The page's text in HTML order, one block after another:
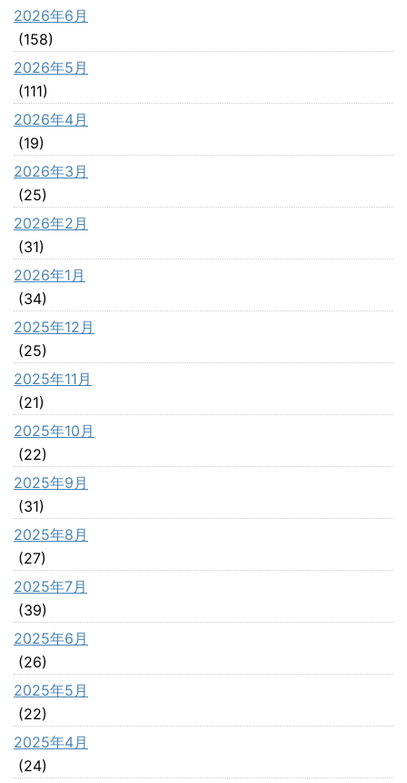
2026年6月
(158)
2026年5月
(111)
2026年4月
(19)
2026年3月
(25)
2026年2月
(31)
2026年1月
(34)
2025年12月
(25)
2025年11月
(21)
2025年10月
(22)
2025年9月
(31)
2025年8月
(27)
2025年7月
(39)
2025年6月
(26)
2025年5月
(22)
2025年4月
(24)